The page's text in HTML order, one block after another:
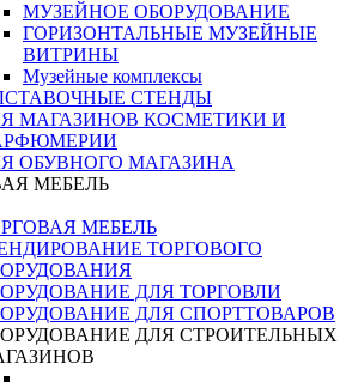
МУЗЕЙНОЕ ОБОРУДОВАНИЕ
ГОРИЗОНТАЛЬНЫЕ МУЗЕЙНЫЕ
ВИТРИНЫ
Музейные комплексы
СТЕНДЫ
МАГАЗИНОВ КОСМЕТИКИ И
ОБУВНОГО МАГАЗИНА
МЕБЕЛЬ
МЕБЕЛЬ
ТОРГОВОГО
ДЛЯ ТОРГОВЛИ
ДЛЯ СПОРТТОВАРОВ
ДЛЯ СТРОИТЕЛЬНЫХ